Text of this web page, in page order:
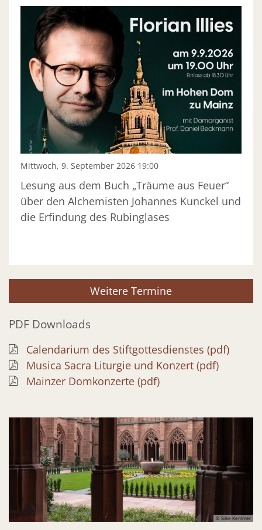
Mittwoch, 9. September 2026 19:00
Lesung aus dem Buch „Träume aus Feuer“
über den Alchemisten Johannes Kunckel und
die Erfindung des Rubinglases
Weitere Termine
PDF Downloads
Calendarium des Stiftgottesdienstes (pdf)
Musica Sacra Liturgie und Konzert (pdf)
Mainzer Domkonzerte (pdf)
© Silke Kemmer